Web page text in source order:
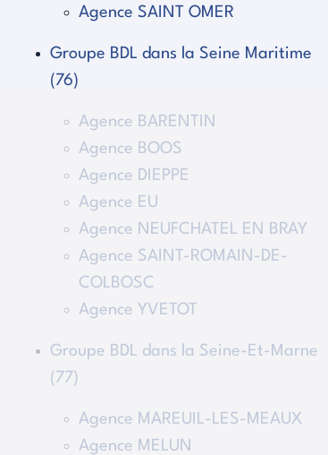
Agence SAINT OMER
Groupe BDL dans la Seine Maritime
(76)
Agence BARENTIN
Agence BOOS
Agence DIEPPE
Agence EU
Agence NEUFCHATEL EN BRAY
Agence SAINT-ROMAIN-DE-
COLBOSC
Agence YVETOT
Groupe BDL dans la Seine-Et-Marne
(77)
Agence MAREUIL-LES-MEAUX
Agence MELUN